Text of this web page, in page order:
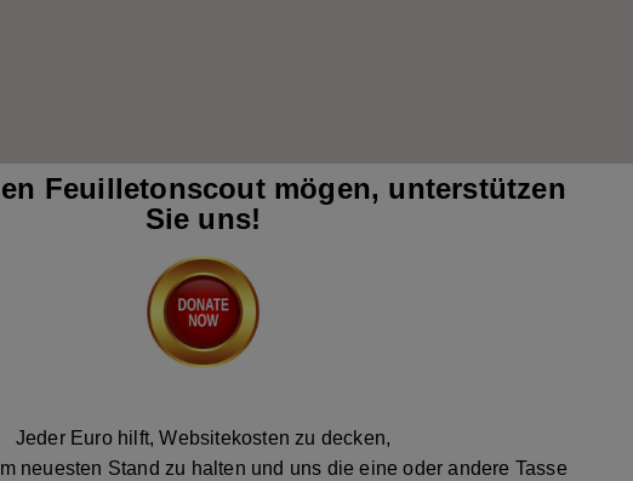
Feuilletonscout mögen, unterstützen
Sie uns!
Jeder Euro hilft, Websitekosten zu decken,
neuesten Stand zu halten und uns die eine oder andere Tasse